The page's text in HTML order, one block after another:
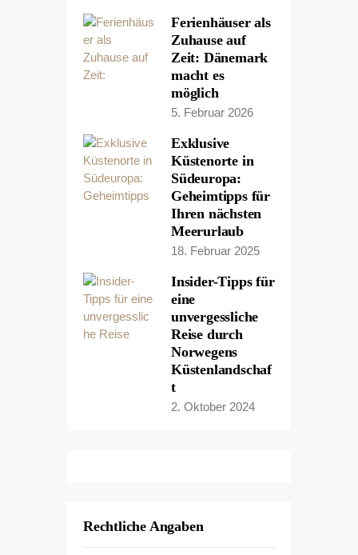
Ferienhäuser als
Zuhause auf
Zeit: Dänemark
macht es
möglich
5. Februar 2026
Exklusive
Küstenorte in
Südeuropa:
Geheimtipps für
Ihren nächsten
Meerurlaub
18. Februar 2025
Insider-Tipps für
eine
unvergessliche
Reise durch
Norwegens
Küstenlandschaf
t
2. Oktober 2024
Rechtliche Angaben